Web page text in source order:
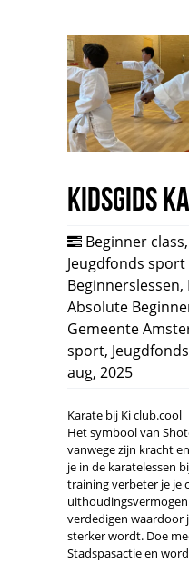
Kidsgids
Beginner class,
Jeugdfonds
Beginnerslessen,
Absolute
Gemeente
sport,
aug, 2025
Karate bij Ki club.cool
Het symbool van
vanwege zijn kracht
je in de karatelessen
training verbeter je je
uithoudingsvermogen
verdedigen waardoor
sterker wordt. Doe
Stadspasactie en